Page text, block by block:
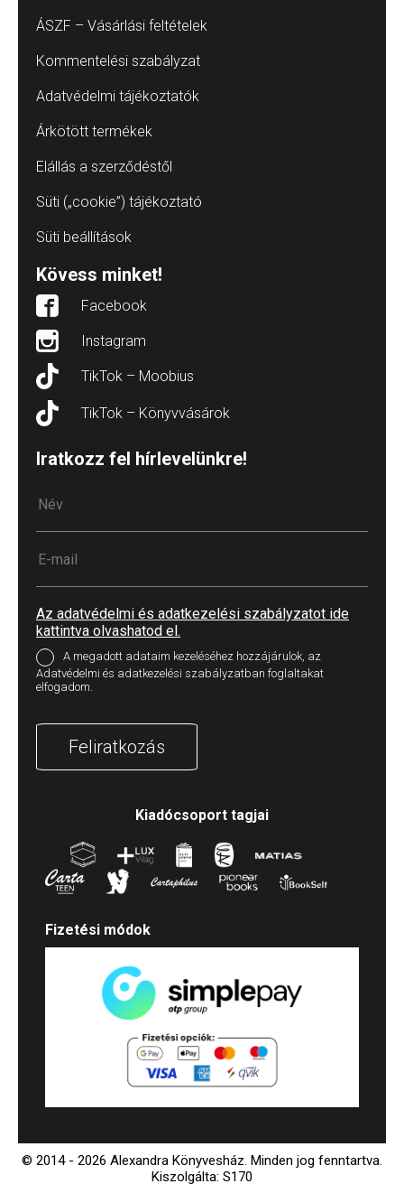
ÁSZF – Vásárlási feltételek
Kommentelési szabályzat
Adatvédelmi tájékoztatók
Árkötött termékek
Elállás a szerződéstől
Süti („cookie”) tájékoztató
Süti beállítások
Kövess minket!
Facebook
Instagram
TikTok – Moobius
TikTok – Könyvvásárok
Iratkozz fel hírlevelünkre!
Az adatvédelmi és adatkezelési szabályzatot ide
kattintva olvashatod el.
A megadott adataim kezeléséhez hozzájárulok, az
Adatvédelmi és adatkezelési szabályzatban foglaltakat
elfogadom.
Feliratkozás
Kiadócsoport tagjai
Fizetési módok
© 2014 - 2026 Alexandra Könyvesház. Minden jog fenntartva.
Kiszolgálta: S170